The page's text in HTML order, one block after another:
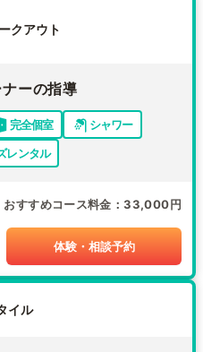
クアウト
ーの指導
完全個室
シャワー
レンタル
おすすめコース料金 33,000円
体験・相談予約
イル